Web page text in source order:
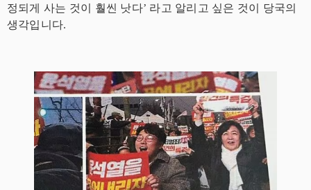
정되게 사는 것이 훨씬 낫다’ 라고 알리고 싶은 것이 당국의
생각입니다.